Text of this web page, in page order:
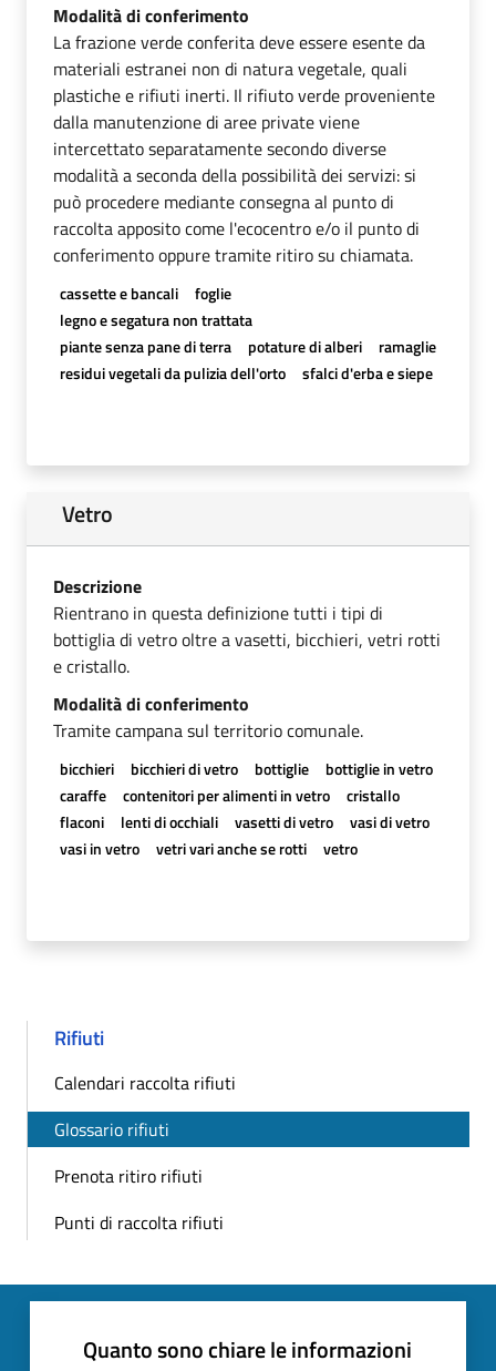
Modalità di conferimento
La frazione verde conferita deve essere esente da
materiali estranei non di natura vegetale, quali
plastiche e rifiuti inerti. Il rifiuto verde proveniente
dalla manutenzione di aree private viene
intercettato separatamente secondo diverse
modalità a seconda della possibilità dei servizi: si
può procedere mediante consegna al punto di
raccolta apposito come l'ecocentro e/o il punto di
conferimento oppure tramite ritiro su chiamata.
cassette e bancali
foglie
legno e segatura non trattata
piante senza pane di terra
potature di alberi
ramaglie
residui vegetali da pulizia dell'orto
sfalci d'erba e siepe
Vetro
Descrizione
Rientrano in questa definizione tutti i tipi di
bottiglia di vetro oltre a vasetti, bicchieri, vetri rotti
e cristallo.
Modalità di conferimento
Tramite campana sul territorio comunale.
bicchieri bicchieri di vetro bottiglie
bottiglie in vetro
caraffe
contenitori per alimenti in vetro
cristallo
flaconi
lenti di occhiali vasetti di vetro
vasi di vetro
vasi in vetro
vetri vari anche se rotti vetro
Rifiuti
Calendari raccolta rifiuti
Glossario rifiuti
Prenota ritiro rifiuti
Punti di raccolta rifiuti
Quanto sono chiare le informazioni